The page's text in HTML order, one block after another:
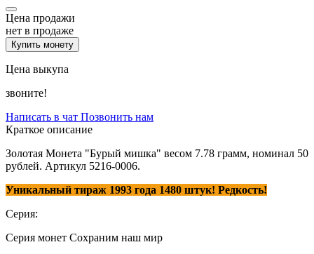
Цена продажи
нет в продаже
Купить монету
Цена выкупа
звоните!
Написать в чат Позвонить нам
Краткое описание
Золотая Монета "Бурый мишка" весом 7.78 грамм, номинал 50
рублей. Артикул 5216-0006.
Уникальный тираж 1993 года 1480 штук! Редкость!
Серия:
Серия монет Сохраним наш мир